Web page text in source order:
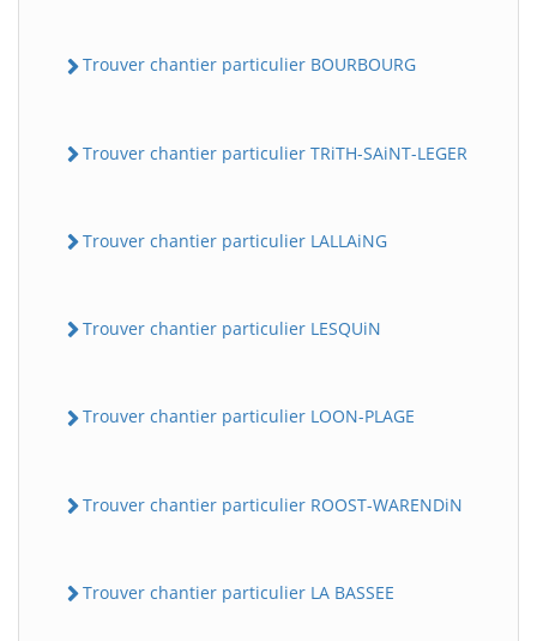
Trouver chantier particulier BOURBOURG
Trouver chantier particulier TRiTH-SAiNT-LEGER
Trouver chantier particulier LALLAiNG
Trouver chantier particulier LESQUiN
Trouver chantier particulier LOON-PLAGE
Trouver chantier particulier ROOST-WARENDiN
Trouver chantier particulier LA BASSEE